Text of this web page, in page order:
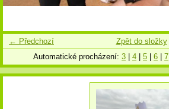
← Předchozí
Zpět do složky
Automatické procházení: 3 4 5 6 7